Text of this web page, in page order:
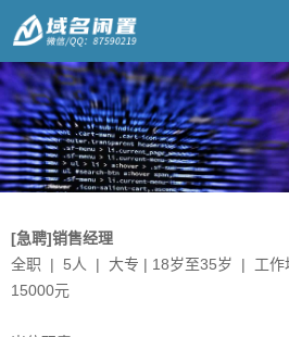
[急聘]销售经理
全职 | 5人 | 大专 | 18岁至35岁 | 工作
15000元